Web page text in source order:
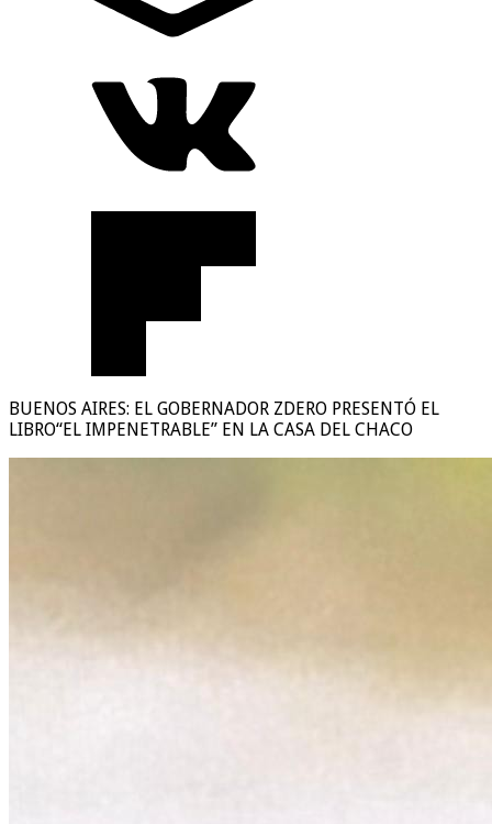
BUENOS AIRES: EL GOBERNADOR ZDERO PRESENTÓ EL
LIBRO“EL IMPENETRABLE” EN LA CASA DEL CHACO